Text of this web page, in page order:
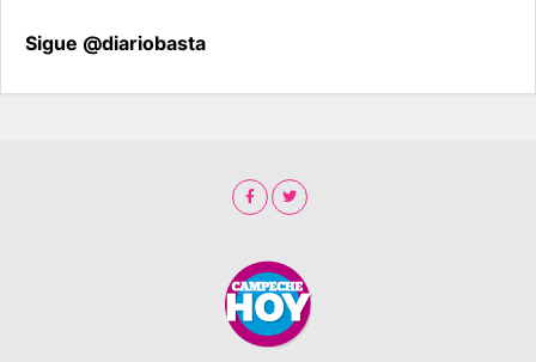
Sigue @diariobasta